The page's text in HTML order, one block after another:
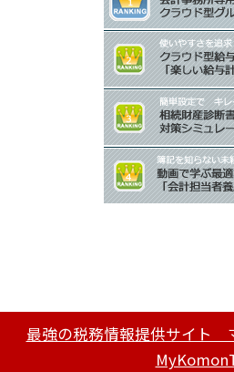
最強の税務情報提供サイト